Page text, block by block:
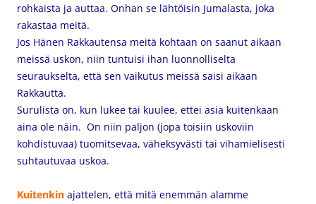
rohkaista ja auttaa. Onhan se lähtöisin Jumalasta, joka
rakastaa meitä.
Jos Hänen Rakkautensa meitä kohtaan on saanut aikaan
meissä uskon, niin tuntuisi ihan luonnolliselta
seuraukselta, että sen vaikutus meissä saisi aikaan
Rakkautta.
Surulista on, kun lukee tai kuulee, ettei asia kuitenkaan
aina ole näin. On niin paljon (jopa toisiin uskoviin
kohdistuvaa) tuomitsevaa, väheksyvästi tai vihamielisesti
suhtautuvaa uskoa.
Kuitenkin ajattelen, että mitä enemmän alamme